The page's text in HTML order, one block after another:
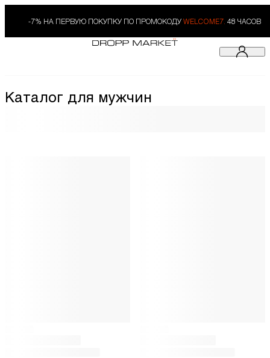
-7% НА ПЕРВУЮ ПОКУПКУ ПО ПРОМОКОДУ WELCOME7. 48 ЧАСОВ
Каталог для мужчин